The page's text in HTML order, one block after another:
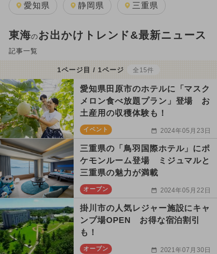
愛知県 静岡県 三重県
東海のお出かけトレンド&最新ニュース
記事一覧
1ページ目 / 1ページ 全15件
愛知県田原市のホテルに「マスク
メロン食べ放題プラン」登場 お
土産用の収穫体験も！
イベント 2024年05月23日
三重県の「鳥羽国際ホテル」にポ
ケモンルーム登場 ミジュマルと
三重県の魅力が満載
オープン 2024年05月22日
掛川市の人気レジャー施設にキャ
ンプ場OPEN お得な宿泊割引
も！
オープン 2021年07月30日